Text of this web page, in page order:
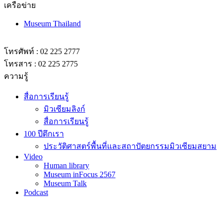
เครือข่าย
Museum Thailand
โทรศัพท์ : 02 225 2777
โทรสาร : 02 225 2775
ความรู้
สื่อการเรียนรู้
มิวเซียมลิงก์
สื่อการเรียนรู้
100 ปีตึกเรา
ประวัติศาสตร์พื้นที่และสถาปัตยกรรมมิวเซียมสยาม
Video
Human library
Museum inFocus 2567
Museum Talk
Podcast